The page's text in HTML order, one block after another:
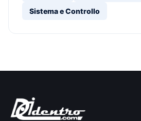
Sistema e Controllo